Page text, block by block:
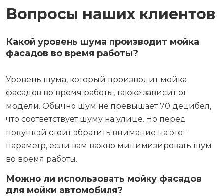
Вопросы наших клиентов
Какой уровень шума производит мойка
фасадов во время работы?
Уровень шума, который производит мойка
фасадов во время работы, также зависит от
модели. Обычно шум не превышает 70 децибел,
что соответствует шуму на улице. Но перед
покупкой стоит обратить внимание на этот
параметр, если вам важно минимизировать шум
во время работы.
Можно ли использовать мойку фасадов
для мойки автомобиля?